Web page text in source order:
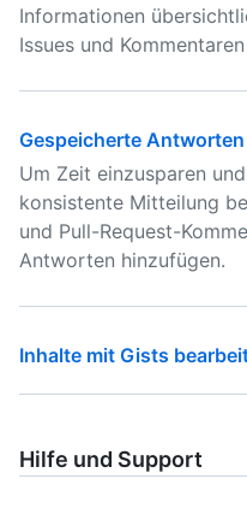
Informationen
Issues und
Gespeicherte
Um Zeit einzusparen
konsistente Mitteilung
und Pull-Request-
Antworten hinzufügen.
Inhalte mit Gists
Hilfe und Support